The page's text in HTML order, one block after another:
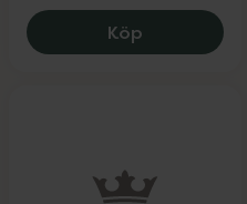
Köp Cetaphil